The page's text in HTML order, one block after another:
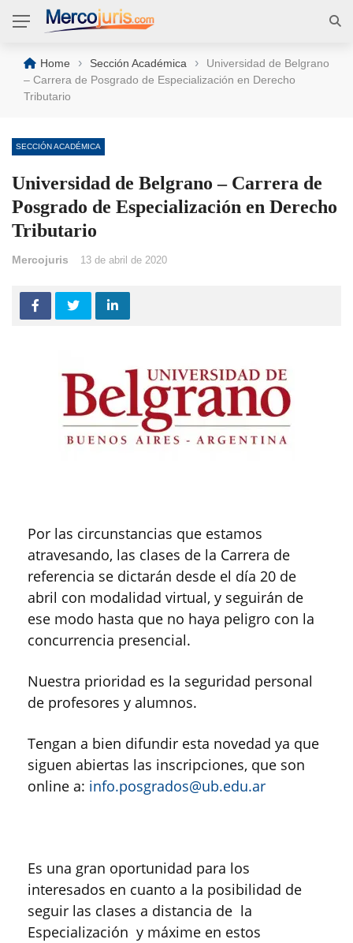
Home › Sección Académica ›
Universidad de Belgrano
– Carrera de Posgrado de Especialización en Derecho
Tributario
SECCIÓN ACADÉMICA
Universidad de Belgrano – Carrera de
Posgrado de Especialización en Derecho
Tributario
Mercojuris 13 de abril de 2020
Por las circunstancias que estamos
atravesando, las clases de la Carrera de
referencia se dictarán desde el día 20 de
abril con modalidad virtual, y seguirán de
ese modo hasta que no haya peligro con la
concurrencia presencial.
Nuestra prioridad es la seguridad personal
de profesores y alumnos.
Tengan a bien difundir esta novedad ya que
siguen abiertas las inscripciones, que son
online a: info.posgrados@ub.edu.ar
Es una gran oportunidad para los
interesados en cuanto a la posibilidad de
seguir las clases a distancia de la
Especialización y máxime en estos